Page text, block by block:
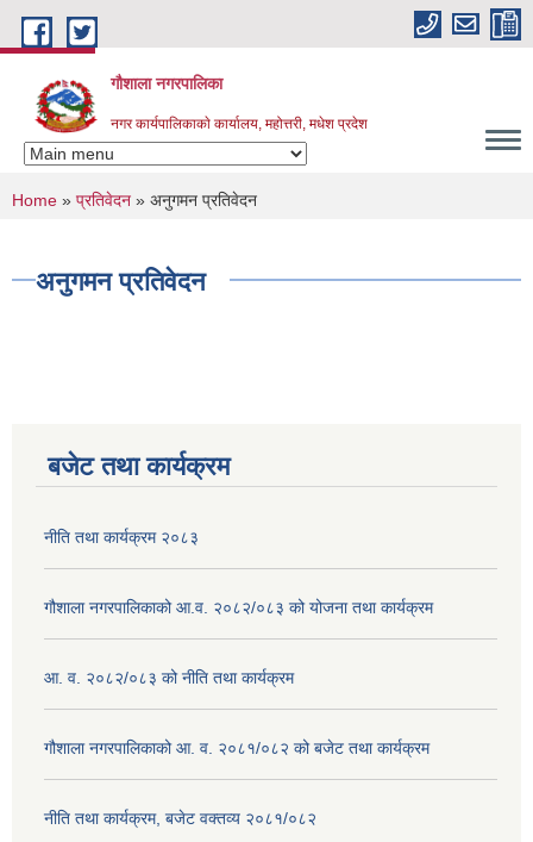
Skip to main content
गौशाला नगरपालिका
नगर कार्यपालिकाकाे कार्यालय, महोत्तरी, मधेश प्रदेश
You are here
Home » प्रतिवेदन » अनुगमन प्रतिवेदन
अनुगमन प्रतिवेदन
बजेट तथा कार्यक्रम
नीति तथा कार्यक्रम २०८३
गौशाला नगरपालिकाको आ.व. २०८२/०८३ को योजना तथा कार्यक्रम
आ. व. २०८२/०८३ को नीति तथा कार्यक्रम
गौशाला नगरपालिकाको आ. व. २०८१/०८२ को बजेट तथा कार्यक्रम
नीति तथा कार्यक्रम, बजेट वक्तव्य २०८१/०८२